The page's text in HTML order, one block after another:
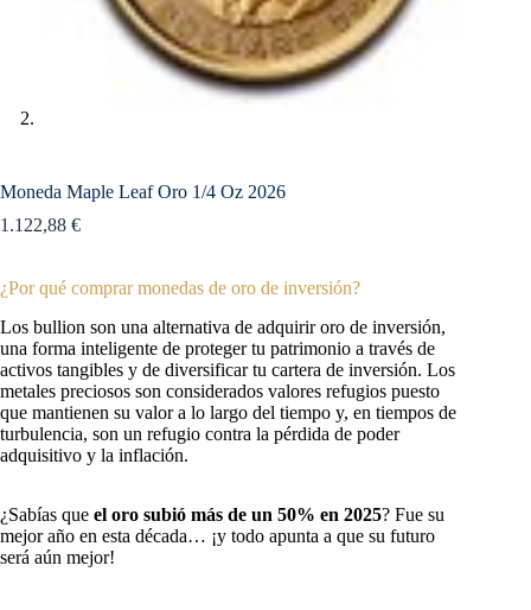
Moneda Maple Leaf Oro 1/4 Oz 2026
1.122,88 €
¿Por qué comprar monedas de oro de inversión?
Los bullion son una alternativa de adquirir oro de inversión,
una forma inteligente de proteger tu patrimonio a través de
activos tangibles y de diversificar tu cartera de inversión. Los
metales preciosos son considerados valores refugios puesto
que mantienen su valor a lo largo del tiempo y, en tiempos de
turbulencia, son un refugio contra la pérdida de poder
adquisitivo y la inflación.
¿Sabías que el oro subió más de un 50% en 2025? Fue su
mejor año en esta década… ¡y todo apunta a que su futuro
será aún mejor!